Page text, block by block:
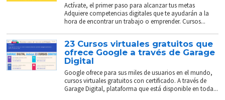
Actívate, el primer paso para alcanzar tus metas
Adquiere competencias digitales que te ayudarán a la
hora de encontrar un trabajo o emprender. Cursos...
23 Cursos virtuales gratuitos que
ofrece Google a través de Garage
Digital
Google ofrece para sus miles de usuarios en el mundo,
cursos virtuales gratuitos con certificado. A través de
Garage Digital, plataforma que está disponible en toda...